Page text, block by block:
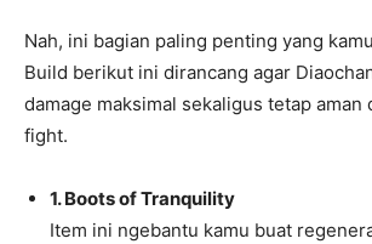
Nah, ini bagian paling penting yang
Build berikut ini dirancang agar
damage maksimal sekaligus tetap aman
fight.
1. Boots of Tranquility
Item ini ngebantu kamu buat